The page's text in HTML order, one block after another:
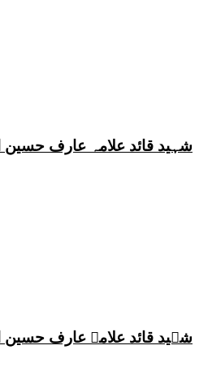
شہید قائد علامہ عارف حسین
شہید قائد علامہ عارف حسین الحسینیؒ کی 38ویں برسی پر قائد ملت جعفریہ